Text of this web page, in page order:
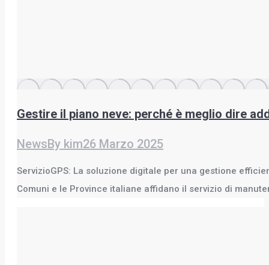
Gestire il piano neve: perché è meglio dire
NewsBy kim26 Marzo 2025
ServizioGPS: La soluzione digitale per una gestione
Comuni e le Province italiane affidano il servizio di